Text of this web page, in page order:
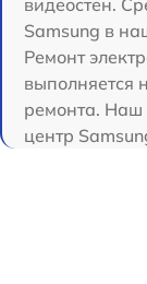
Samsung в
Ремонт
выполняется
ремонта. Наш
центр